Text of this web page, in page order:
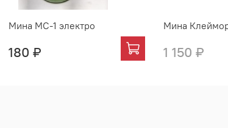
Мина МС-1 электро
180 ₽
Мина
1 150 ₽